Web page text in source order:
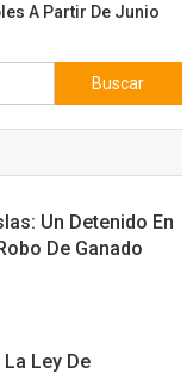
A Partir De Junio
Buscar:
Un Detenido En
De Ganado
Ley De